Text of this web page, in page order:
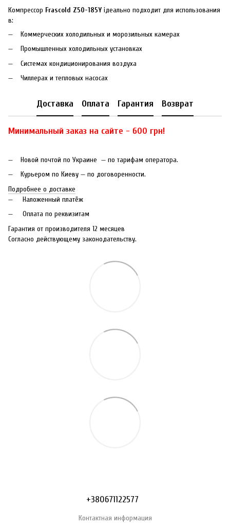
Компрессор Frascold Z50-185Y ідеально подходит для использования
в:
Коммерческих холодильных и морозильных камерах
Промышленных холодильных установках
Системах кондиционирования воздуха
Чиллерах и тепловых насосах
Доставка Оплата Гарантия Возврат
Минимальный заказ на сайте - 600 грн!
Новой почтой по Украине — по тарифам оператора.
Курьером по Киеву — по договоренности.
Подробнее о доставке
Наложенный платёж
Оплата по реквизитам
Гарантия от производителя 12 месяцев
Согласно действующему законодательству.
+380671122577
Контактная информация